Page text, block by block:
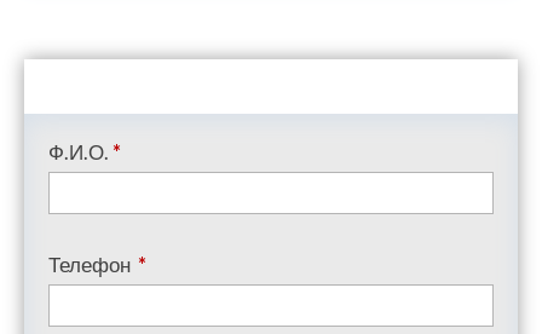
Ф.И.О. *
Телефон *